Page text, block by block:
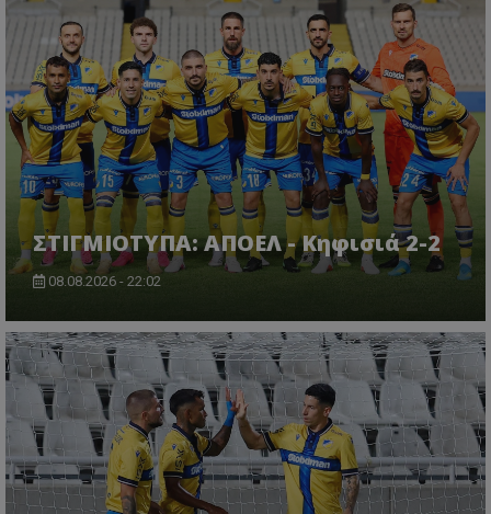
ΣΤΙΓΜΙΟΤΥΠΑ: ΑΠΟΕΛ - Κηφισιά 2-2
08.08.2026 - 22:02